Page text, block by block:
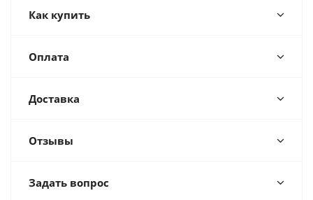
Как купить
Оплата
Доставка
Отзывы
Задать вопрос